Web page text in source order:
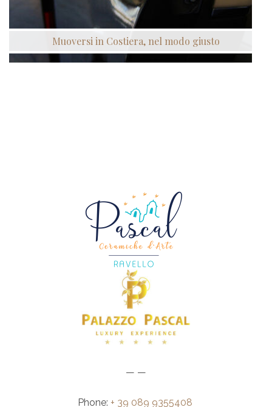
Muoversi in Costiera, nel modo giusto
— —
Phone: + 39 089 9355408